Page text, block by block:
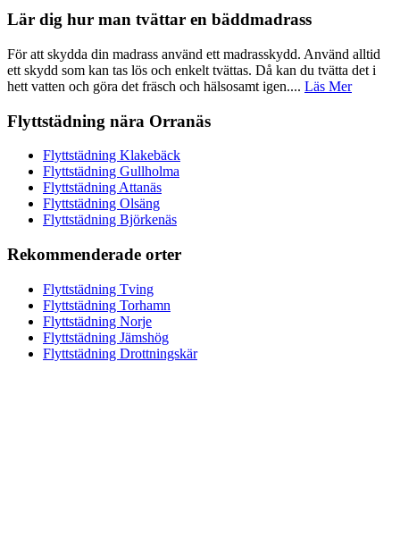
Lär dig hur man tvättar en bäddmadrass
För att skydda din madrass använd ett madrasskydd. Använd alltid
ett skydd som kan tas lös och enkelt tvättas. Då kan du tvätta det i
hett vatten och göra det fräsch och hälsosamt igen.... Läs Mer
Flyttstädning nära Orranäs
Flyttstädning Klakebäck
Flyttstädning Gullholma
Flyttstädning Attanäs
Flyttstädning Olsäng
Flyttstädning Björkenäs
Rekommenderade orter
Flyttstädning Tving
Flyttstädning Torhamn
Flyttstädning Norje
Flyttstädning Jämshög
Flyttstädning Drottningskär